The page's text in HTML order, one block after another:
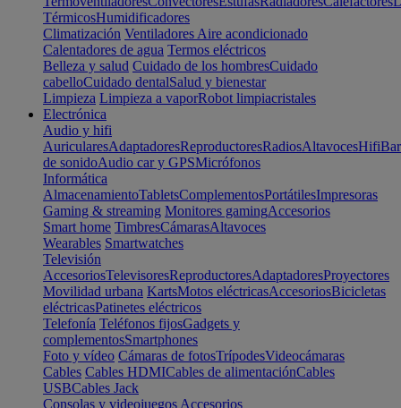
TérmicosHumidificadores
Climatización Ventiladores Aire acondicionado
Calentadores de agua Termos eléctricos
Belleza y salud Cuidado de los hombresCuidado
cabelloCuidado dentalSalud y bienestar
Limpieza Limpieza a vaporRobot limpiacristales
Electrónica
Audio y hifi
AuricularesAdaptadoresReproductoresRadiosAltavocesHifi
de sonidoAudio car y GPSMicrófonos
Informática
AlmacenamientoTabletsComplementosPortátilesImpresoras
Gaming & streaming Monitores gamingAccesorios
Smart home TimbresCámarasAltavoces
Wearables Smartwatches
Televisión
AccesoriosTelevisoresReproductoresAdaptadoresProyectores
Movilidad urbana KartsMotos eléctricasAccesoriosBicicletas
eléctricasPatinetes eléctricos
Telefonía Teléfonos fijosGadgets y
complementosSmartphones
Foto y vídeo Cámaras de fotosTrípodesVideocámaras
Cables Cables HDMICables de alimentaciónCables
USBCables Jack
Consolas y videojuegos Accesorios